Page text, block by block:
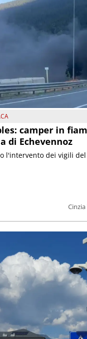
camper in
di Echevennoz
l'intervento dei vigili